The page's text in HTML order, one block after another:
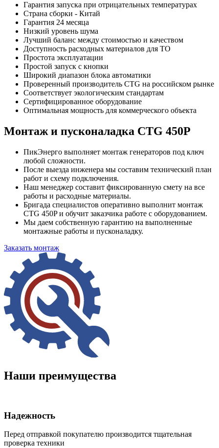
Гарантия запуска при отрицательных температурах
Страна сборки - Китай
Гарантия 24 месяца
Низкий уровень шума
Лучший баланс между стоимостью и качеством
Доступность расходных материалов для ТО
Простота эксплуатации
Простой запуск с кнопки
Широкий диапазон блока автоматики
Проверенный производитель CTG на российском рынке
Соответствует экологическим стандартам
Сертифицированное оборудование
Оптимальная мощность для коммерческого объекта
Монтаж и пусконаладка CTG 450P
ПикЭнерго выполняет монтаж генераторов под ключ
любой сложности.
После выезда инженера мы составим технический план
работ и схему подключения.
Наш менеджер составит фиксированную смету на все
работы и расходные материалы.
Бригада специалистов оперативно выполнит монтаж
CTG 450P и обучит заказчика работе с оборудованием.
Мы даем собственную гарантию на выполненные
монтажные работы и пусконаладку.
Заказать монтаж
Наши преимущества
Надежность
Перед отправкой покупателю производится тщательная
проверка техники